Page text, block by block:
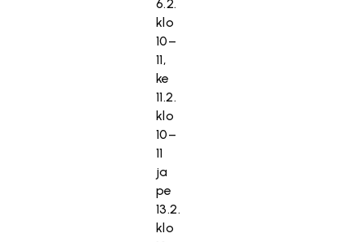
6.2.
klo
10–
11,
ke
11.2.
klo
10–
11
ja
pe
13.2.
klo